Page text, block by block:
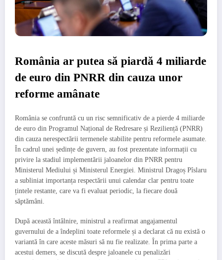
România ar putea să piardă 4 miliarde
de euro din PNRR din cauza unor
reforme amânate
România se confruntă cu un risc semnificativ de a pierde 4 miliarde
de euro din Programul Național de Redresare și Reziliență (PNRR)
din cauza nerespectării termenele stabilite pentru reformele asumate.
În cadrul unei ședințe de guvern, au fost prezentate informații cu
privire la stadiul implementării jaloanelor din PNRR pentru
Ministerul Mediului și Ministerul Energiei. Ministrul Dragoș Pîslaru
a subliniat importanța respectării unui calendar clar pentru toate
țintele restante, care va fi evaluat periodic, la fiecare două
săptămâni.
După această întâlnire, ministrul a reafirmat angajamentul
guvernului de a îndeplini toate reformele și a declarat că nu există o
variantă în care aceste măsuri să nu fie realizate. În prima parte a
acestui demers, se discută despre jaloanele cu penalizări